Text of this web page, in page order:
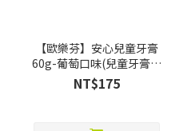
【歐樂芬】安心兒童牙膏
60g-葡萄口味(兒童牙膏推
薦)
NT$175